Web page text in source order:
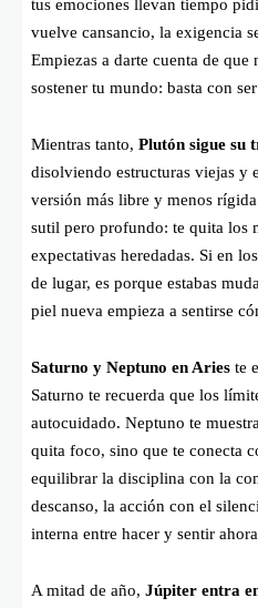
tus emociones llevan tiempo
vuelve cansancio, la exigencia
Empiezas a darte cuenta de que
sostener tu mundo: basta con
Mientras tanto, Plutón sigue su
disolviendo estructuras viejas y
versión más libre y menos
sutil pero profundo: te quita los
expectativas heredadas. Si en
de lugar, es porque estabas
piel nueva empieza a sentirse
Saturno y Neptuno en Aries te
Saturno te recuerda que los
autocuidado. Neptuno te
quita foco, sino que te conecta
equilibrar la disciplina con la
descanso, la acción con el
interna entre hacer y sentir
A mitad de año, Júpiter entra